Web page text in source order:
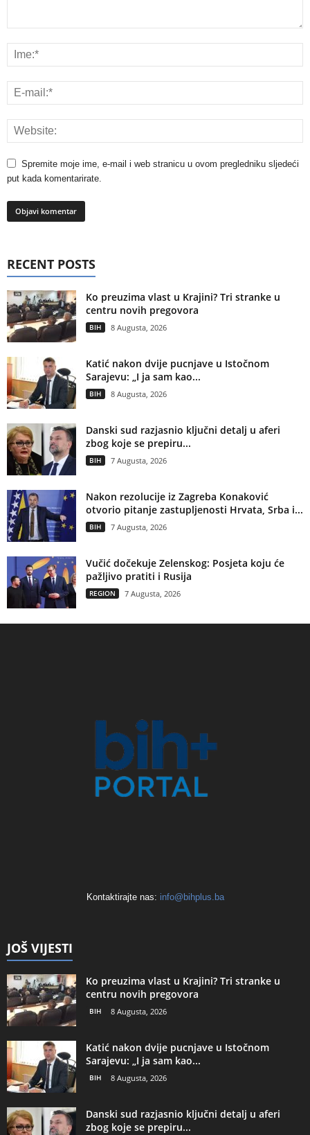
Spremite moje ime, e-mail i web stranicu u ovom pregledniku sljedeći
put kada komentarirate.
RECENT POSTS
Ko preuzima vlast u Krajini? Tri stranke u
centru novih pregovora
BIH 8 Augusta, 2026
Katić nakon dvije pucnjave u Istočnom
Sarajevu: „I ja sam kao...
BIH 8 Augusta, 2026
Danski sud razjasnio ključni detalj u aferi
zbog koje se prepiru...
BIH 7 Augusta, 2026
Nakon rezolucije iz Zagreba Konaković
otvorio pitanje zastupljenosti Hrvata, Srba i...
BIH 7 Augusta, 2026
Vučić dočekuje Zelenskog: Posjeta koju će
pažljivo pratiti i Rusija
REGION 7 Augusta, 2026
Kontaktirajte nas: info@bihplus.ba
JOŠ VIJESTI
Ko preuzima vlast u Krajini? Tri stranke u
centru novih pregovora
BIH 8 Augusta, 2026
Katić nakon dvije pucnjave u Istočnom
Sarajevu: „I ja sam kao...
BIH 8 Augusta, 2026
Danski sud razjasnio ključni detalj u aferi
zbog koje se prepiru...